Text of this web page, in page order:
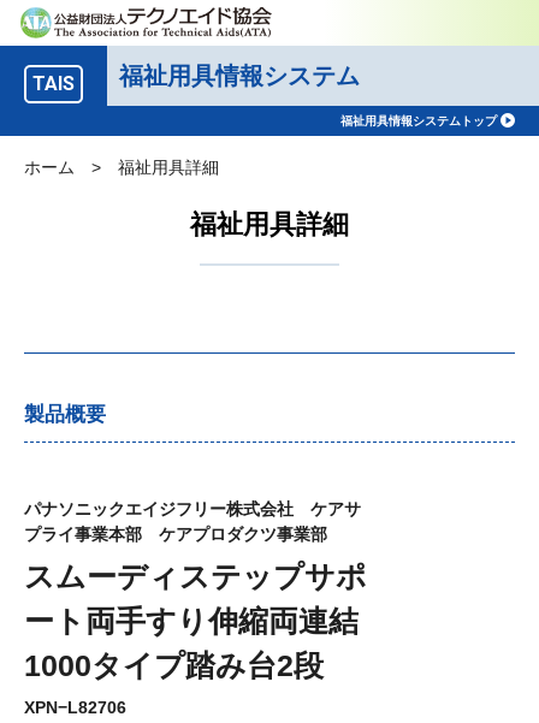
TAIS 福祉用具情報システム
福祉用具情報システムトップ
ホーム > 福祉用具詳細
福祉用具詳細
製品概要
パナソニックエイジフリー株式会社 ケアサ
プライ事業本部 ケアプロダクツ事業部
スムーディステップサポ
ート両手すり伸縮両連結
1000タイプ踏み台2段
XPN−L82706